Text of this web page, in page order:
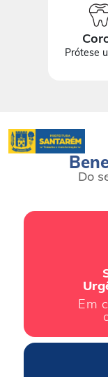
Prótese
Do
Em